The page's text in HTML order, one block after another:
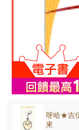
呀哈★吉
來